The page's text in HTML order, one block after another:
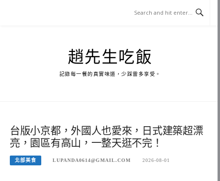
趙先生吃飯
記錄每一餐的真實味道，少踩雷多享受。
台版小京都，外國人也愛來，日式建築超漂
亮，園區有高山，一整天逛不完！
北部美食 LUPANDA0614@GMAIL.COM 2026-08-01